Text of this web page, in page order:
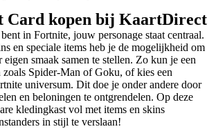
Card kopen bij KaartDirect
in Fortnite, jouw personage staat centraal.
en speciale items heb je de mogelijkheid om
eigen smaak samen te stellen. Zo kun je een
zoals Spider-Man of Goku, of kies een
universum. Dit doe je onder andere door
en beloningen te ontgrendelen. Op deze
kledingkast vol met items en skins
in stijl te verslaan!